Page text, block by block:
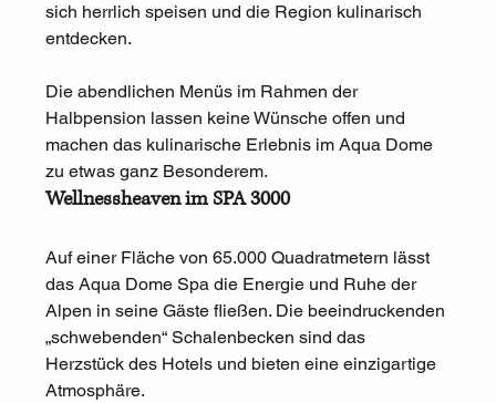
sich herrlich speisen und die Region kulinarisch
entdecken.
Die abendlichen Menüs im Rahmen der
Halbpension lassen keine Wünsche offen und
machen das kulinarische Erlebnis im Aqua Dome
zu etwas ganz Besonderem.
Wellnessheaven im SPA 3000
Auf einer Fläche von 65.000 Quadratmetern lässt
das Aqua Dome Spa die Energie und Ruhe der
Alpen in seine Gäste fließen. Die beeindruckenden
„schwebenden“ Schalenbecken sind das
Herzstück des Hotels und bieten eine einzigartige
Atmosphäre.